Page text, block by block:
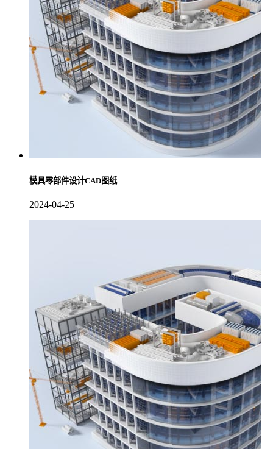
模具零部件设计CAD图纸
2024-04-25